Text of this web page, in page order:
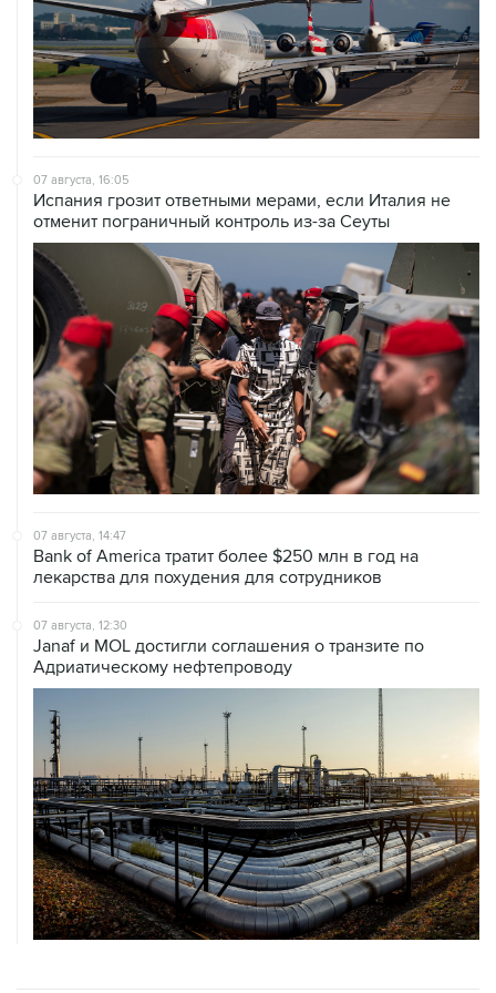
07 августа, 16:05
отменит пограничный контроль из-за Сеуты
07 августа, 14:47
лекарства для похудения для сотрудников
07 августа, 12:30
Адриатическому нефтепроводу